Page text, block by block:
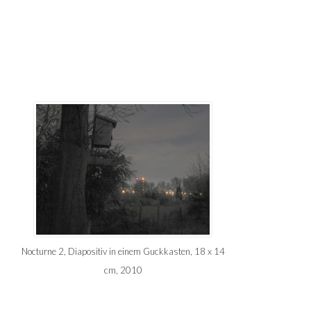
Nocturne 2, Diapositiv in einem Guckkasten, 18 x 14
cm, 2010